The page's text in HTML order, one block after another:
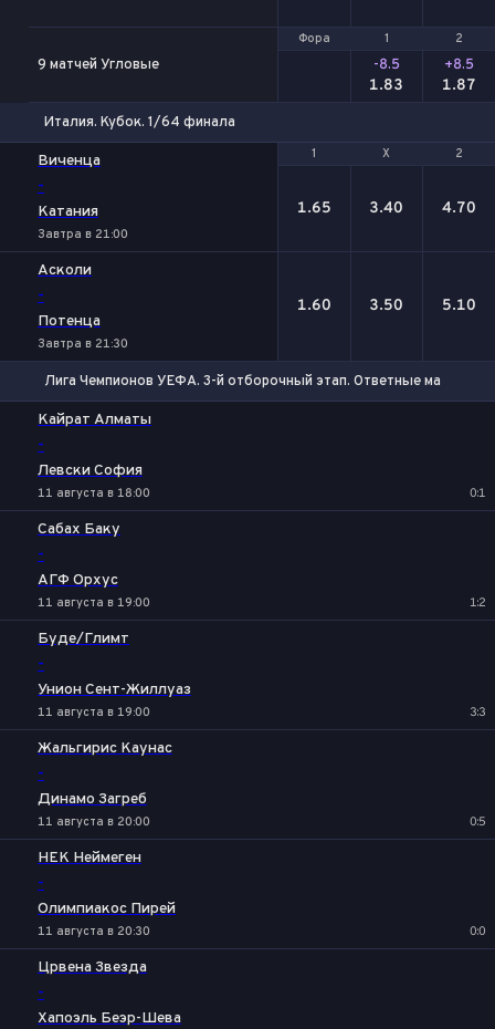
Фора 1 2
9 матчей Угловые
Фора 1 2
-8.5
1.83
+8.5
1.87
Италия. Кубок. 1/64 финала
1 Х 2
Виченца
-
Катания
Завтра в 21:00
1 Х 2
1.65 3.40 4.70
Асколи
-
Потенца
Завтра в 21:30
1.60 3.50 5.10
Лига Чемпионов УЕФА. 3-й отборочный этап. Ответные матчи
Кайрат Алматы
-
Левски София
11 августа в 18:00 0:1
Сабах Баку
-
АГФ Орхус
11 августа в 19:00 1:2
Буде/Глимт
-
Унион Сент-Жиллуаз
11 августа в 19:00 3:3
Жальгирис Каунас
-
Динамо Загреб
11 августа в 20:00 0:5
НЕК Неймеген
-
Олимпиакос Пирей
11 августа в 20:30 0:0
Црвена Звезда
-
Хапоэль Беэр-Шева